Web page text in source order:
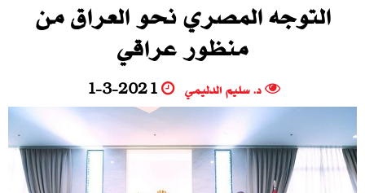
التوجه المصري نحو العراق من
منظور عراقي
د. سليم الدليمي 1-3-2021